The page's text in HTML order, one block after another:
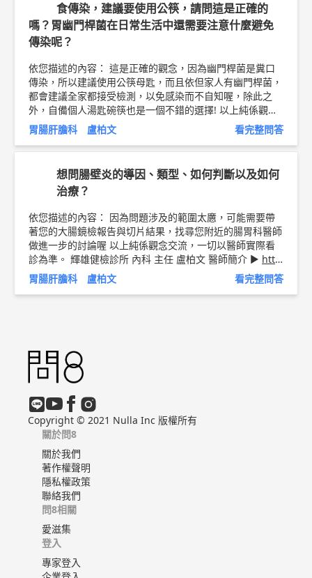
食傳染，建議要使用公筷，請問這是正確的
嗎？胃幽門桿菌在日常生活中還需要注意什麼避免
傳染呢？
依您描述的內容： 這是正確的觀念，因為幽門桿菌是糞口
傳染，所以建議使用公筷母匙，而且依但家人有幽門桿菌，
都會建議全家都接受檢測，以免感染而不自知喔，除此之
外，自備個人湯匙碗筷也是一個不錯的選擇! 以上純係觀念
交流，一切以醫師實際看診為準。 輝雄健檢診所 內科 主任
盧柏文 諾羅病毒衛教文章 ►
http://bit.ly/2PnYFlD醫師簡
介 ►http://bit.ly/2JICtyw
胃腸肝膽科 盧柏文 看完整問答
想問腸壁炎的導因、類型、如何判斷以及如何
治療？
依您描述的內容： 因為問題涉及的範圍太懬，可能需要帶
著您的大腸鏡檢報告與切片結果，找尋您附近的腸胃科醫師
做進一步的討論喔 以上純係觀念交流，一切以醫師實際看
診為準。 輝雄健檢診所 內科 主任 盧柏文 醫師簡介 ► htt
p://bit.ly/2JICtyw 腸胃炎衛教文章 ► http://bit.ly/2nedSIT
胃腸肝膽科 盧柏文 看完整問答
Copyright © 2021 Nulla Inc 版權所有
關於問8
關於我們
著作權聲明
隱私權政策
聯絡我們
問8相關
愛滋集
登入
專家登入